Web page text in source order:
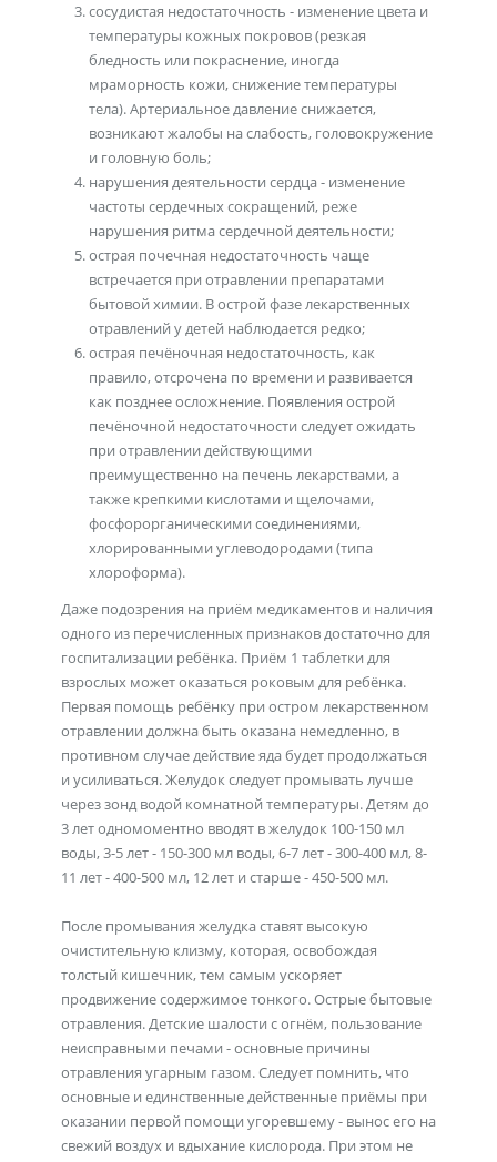
сосудистая недостаточность - изменение цвета и
температуры кожных покровов (резкая
бледность или покраснение, иногда
мраморность кожи, снижение температуры
тела). Артериальное давление снижается,
возникают жалобы на слабость, головокружение
и головную боль;
нарушения деятельности сердца - изменение
частоты сердечных сокращений, реже
нарушения ритма сердечной деятельности;
острая почечная недостаточность чаще
встречается при отравлении препаратами
бытовой химии. В острой фазе лекарственных
отравлений у детей наблюдается редко;
острая печёночная недостаточность, как
правило, отсрочена по времени и развивается
как позднее осложнение. Появления острой
печёночной недостаточности следует ожидать
при отравлении действующими
преимущественно на печень лекарствами, а
также крепкими кислотами и щелочами,
фосфорорганическими соединениями,
хлорированными углеводородами (типа
хлороформа).
Даже подозрения на приём медикаментов и наличия
одного из перечисленных признаков достаточно для
госпитализации ребёнка. Приём 1 таблетки для
взрослых может оказаться роковым для ребёнка.
Первая помощь ребёнку при остром лекарственном
отравлении должна быть оказана немедленно, в
противном случае действие яда будет продолжаться
и усиливаться. Желудок следует промывать лучше
через зонд водой комнатной температуры. Детям до
3 лет одномоментно вводят в желудок 100-150 мл
воды, 3-5 лет - 150-300 мл воды, 6-7 лет - 300-400 мл, 8-
11 лет - 400-500 мл, 12 лет и старше - 450-500 мл.
После промывания желудка ставят высокую
очистительную клизму, которая, освобождая
толстый кишечник, тем самым ускоряет
продвижение содержимое тонкого. Острые бытовые
отравления. Детские шалости с огнём, пользование
неисправными печами - основные причины
отравления угарным газом. Следует помнить, что
основные и единственные действенные приёмы при
оказании первой помощи угоревшему - вынос его на
свежий воздух и вдыхание кислорода. При этом не